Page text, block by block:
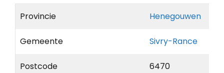
Provincie Henegouwen
Gemeente Sivry-Rance
Postcode 6470